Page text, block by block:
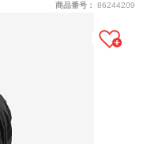
商品番号： 86244209